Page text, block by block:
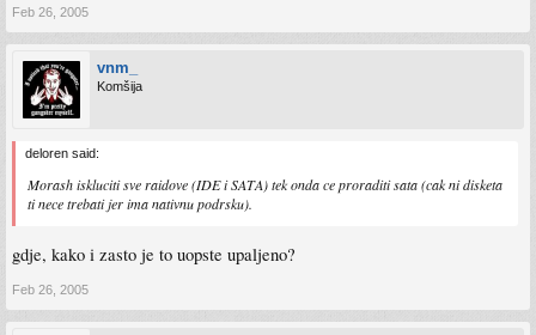
Feb 26, 2005
vnm_
Komšija
deloren said:
Morash iskluciti sve raidove (IDE i SATA) tek onda ce proraditi sata (cak ni disketa
ti nece trebati jer ima nativnu podrsku).
gdje, kako i zasto je to uopste upaljeno?
Feb 26, 2005